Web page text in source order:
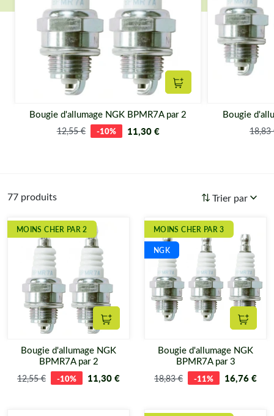
Ajouter au panier
Bougie d'allumage NGK BPMR7A par 2
12,55 € -10% 11,30 €
Bougie
18,83
77 produits Trier par
MOINS CHER PAR 2
Ajouter au panier
Bougie d'allumage NGK
BPMR7A par 2
12,55 € -10% 11,30 €
MOINS CHER PAR 3
NGK
Bougie d'allumage NGK
BPMR7A par 3
18,83 € -11% 16,76 €